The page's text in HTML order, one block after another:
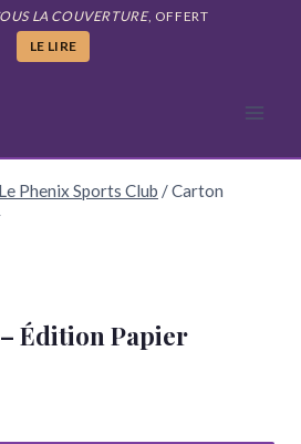
LA COUVERTURE, OFFERT
LE LIRE
Le Phenix Sports Club /Carton
Édition Papier